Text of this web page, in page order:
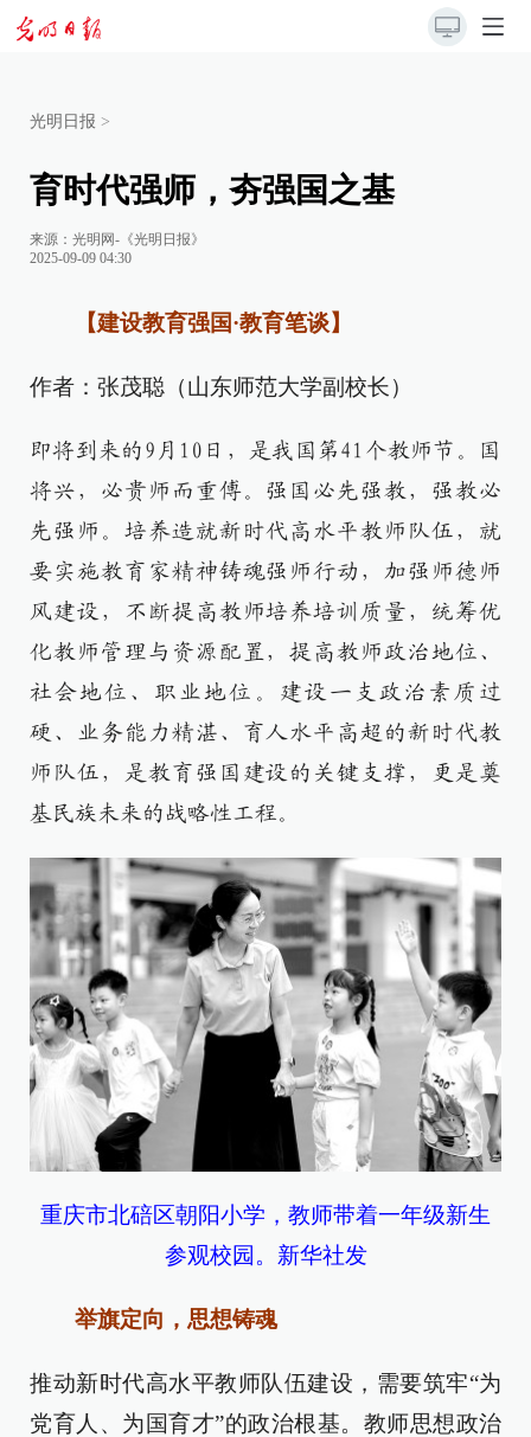
光明日报 >
育时代强师，夯强国之基
来源： 光明网-《光明日报》
2025-09-09 04:30
【建设教育强国·教育笔谈】
作者：张茂聪（山东师范大学副校长）
即将到来的9月10日，是我国第41个教师节。国
将兴，必贵师而重傅。强国必先强教，强教必
先强师。培养造就新时代高水平教师队伍，就
要实施教育家精神铸魂强师行动，加强师德师
风建设，不断提高教师培养培训质量，统筹优
化教师管理与资源配置，提高教师政治地位、
社会地位、职业地位。建设一支政治素质过
硬、业务能力精湛、育人水平高超的新时代教
师队伍，是教育强国建设的关键支撑，更是奠
基民族未来的战略性工程。
重庆市北碚区朝阳小学，教师带着一年级新生
参观校园。新华社发
举旗定向，思想铸魂
推动新时代高水平教师队伍建设，需要筑牢“为
党育人、为国育才”的政治根基。教师思想政治